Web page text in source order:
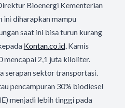
Bioenergi Kementerian
ini diharapkan mampu
saat ini bisa turun kurang
Kontan.co.id, Kamis
mencapai 2,1 juta kiloliter.
serapan sektor transportasi.
pencampuran 30% biodiesel
menjadi lebih tinggi pada